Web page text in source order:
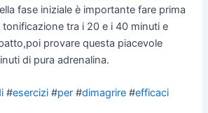
fase iniziale è importante fare prima
tra i 20 e i 40 minuti e
provare questa piacevole
di pura adrenalina.
#esercizi #per #dimagrire #efficaci